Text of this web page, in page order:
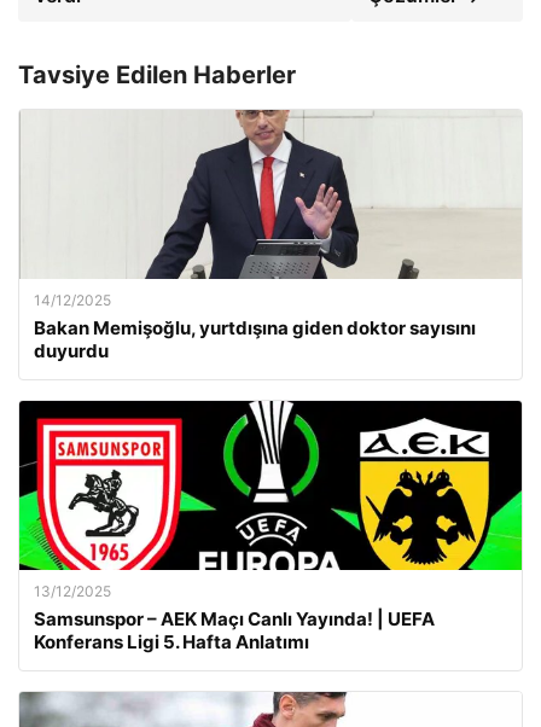
Tavsiye Edilen Haberler
14/12/2025
Bakan Memişoğlu, yurtdışına giden doktor sayısını
duyurdu
13/12/2025
Samsunspor – AEK Maçı Canlı Yayında! | UEFA
Konferans Ligi 5. Hafta Anlatımı